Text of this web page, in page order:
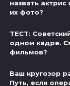
назвать актрис
их фото?
ТЕСТ:
одном кадре.
фильмов?
Ваш кругозор
Путь, если